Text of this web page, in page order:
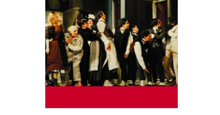
הנחת אתר ספר מודפס
$30
$27